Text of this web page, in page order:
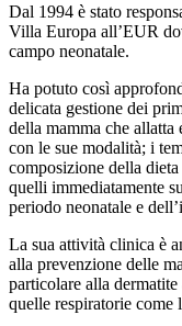
Dal 1994 è stato
Villa Europa all’EUR
campo neonatale.
Ha potuto così
delicata gestione dei
della mamma che allatta
con le sue modalità; i
composizione della
quelli immediatamente
periodo neonatale e
La sua attività clinica è
alla prevenzione delle
particolare alla
quelle respiratorie come